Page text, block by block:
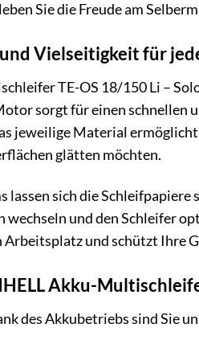
Sie die Freude am
Vielseitigkeit für
TE-OS 18/150 Li –
sorgt für einen schnellen
jeweilige Material
glätten möchten.
lassen sich die
wechseln und den Schleifer
Arbeitsplatz und schützt Ihre
Akku-
des Akkubetriebs sind Sie